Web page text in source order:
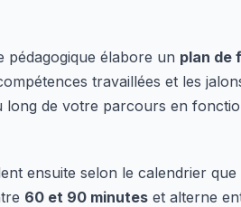
pédagogique élabore un plan de
travaillées et les
de votre parcours en
ensuite selon le calendrier
60 et 90 minutes et alterne